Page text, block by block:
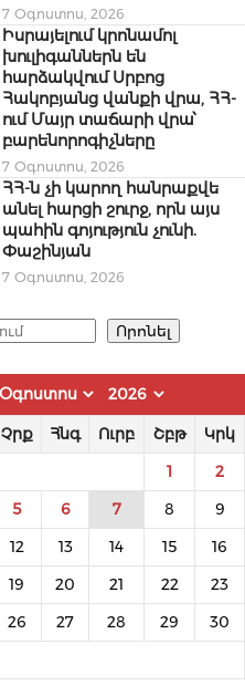
7 Օգոստոս, 2026
Իսրայելում կրոնամոլ
խուլիգաններն են
հարձակվում Սրբոց
Հակոբյանց վանքի վրա, ՀՀ-
ում Մայր տաճարի վրա՝
բարենորոգիչները
7 Օգոստոս, 2026
ՀՀ-ն չի կարող հանրաքվե
անել հարցի շուրջ, որն այս
պահին գոյություն չունի.
Փաշինյան
7 Օգոստոս, 2026
Որոնել
Չրք Հնգ Ուրբ Շբթ Կրկ
1 2
5 6 7 8 9
12 13 14 15 16
19 20 21 22 23
26 27 28 29 30